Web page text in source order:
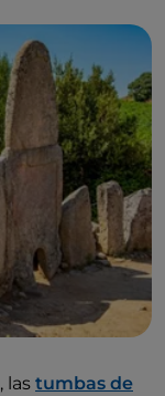
, las tumbas de